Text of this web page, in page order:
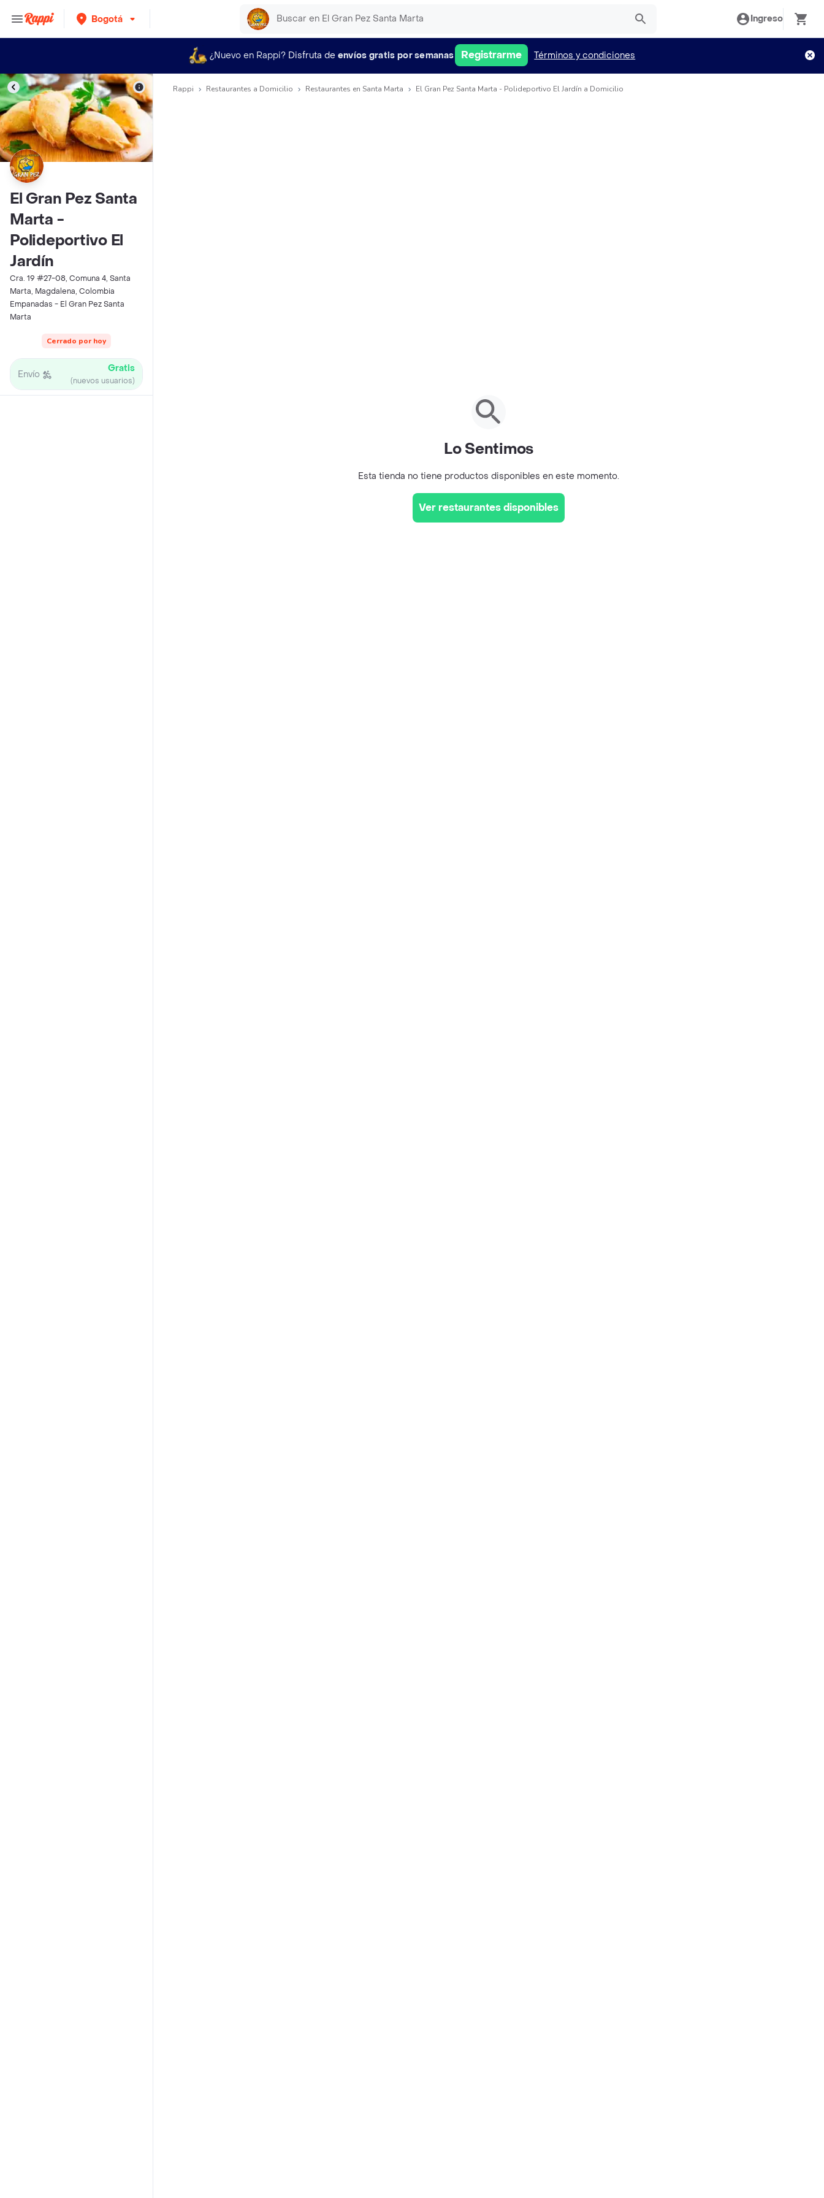
Bogotá Ingreso
¿Nuevo en Rappi? Disfruta de envíos gratis por semanas Registrarme Términos y condiciones
El Gran Pez Santa
Marta -
Polideportivo El
Jardín
Cra. 19 #27-08, Comuna 4, Santa
Marta, Magdalena, Colombia
Empanadas - El Gran Pez Santa
Marta
Cerrado por hoy
Envío Gratis
(nuevos usuarios)
Rappi Restaurantes a Domicilio Restaurantes en Santa Marta El Gran Pez Santa Marta - Polideportivo El Jardín a Domicilio
Lo Sentimos
Esta tienda no tiene productos disponibles en este momento.
Ver restaurantes disponibles